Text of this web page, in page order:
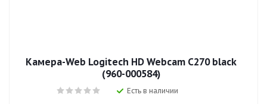
Камера-Web Logitech HD Webcam C270 black
(960-000584)
Есть в наличии